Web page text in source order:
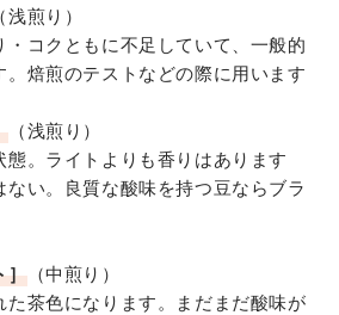
（浅煎り）
・コクともに不足していて、一般的
焙煎のテストなどの際に用います
（浅煎り）
。ライトよりも香りはあります
い。良質な酸味を持つ豆ならブラ
］（中煎り）
た茶色になります。まだまだ酸味が